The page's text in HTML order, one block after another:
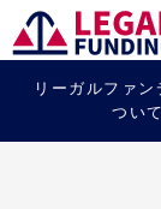
リーガルファン
ついて